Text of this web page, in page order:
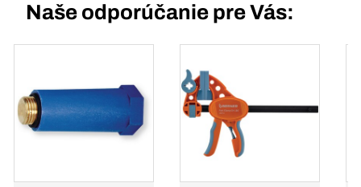
Naše odporúčanie pre Vás: